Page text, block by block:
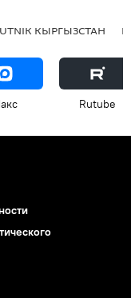
КЫРГЫЗСТАН
Rutube